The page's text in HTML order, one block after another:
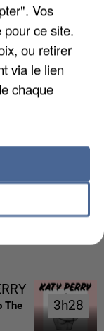
PAR UNE
The
3h28
3h28
Vos
ce site.
ou retirer
via le lien
chaque